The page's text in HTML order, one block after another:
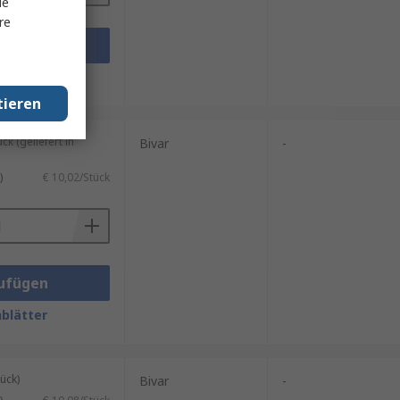
(geliefert in
€ 10,02/Stück
Bivar -
Bivar -